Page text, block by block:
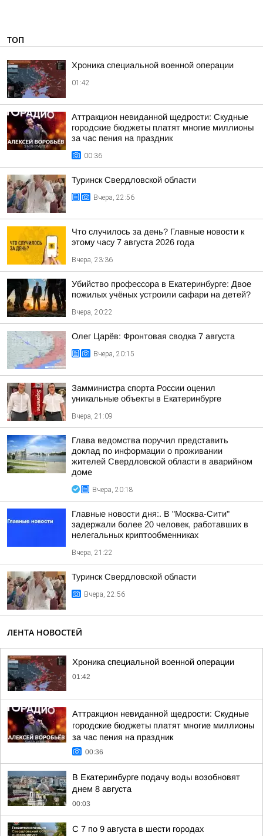
ТОП
Хроника специальной военной операции
01:42
Аттракцион невиданной щедрости: Скудные
городские бюджеты платят многие миллионы
за час пения на праздник
00:36
Туринск Свердловской области
Вчера, 22:56
Что случилось за день? Главные новости к
этому часу 7 августа 2026 года
Вчера, 23:36
Убийство профессора в Екатеринбурге: Двое
пожилых учёных устроили сафари на детей?
Вчера, 20:22
Олег Царёв: Фронтовая сводка 7 августа
Вчера, 20:15
Замминистра спорта России оценил
уникальные объекты в Екатеринбурге
Вчера, 21:09
Глава ведомства поручил представить
доклад по информации о проживании
жителей Свердловской области в аварийном
доме
Вчера, 20:18
Главные новости дня:. В "Москва-Сити"
задержали более 20 человек, работавших в
нелегальных криптообменниках
Вчера, 21:22
Туринск Свердловской области
Вчера, 22:56
ЛЕНТА НОВОСТЕЙ
Хроника специальной военной операции
01:42
Аттракцион невиданной щедрости: Скудные
городские бюджеты платят многие миллионы
за час пения на праздник
00:36
В Екатеринбурге подачу воды возобновят
днем 8 августа
00:03
С 7 по 9 августа в шести городах